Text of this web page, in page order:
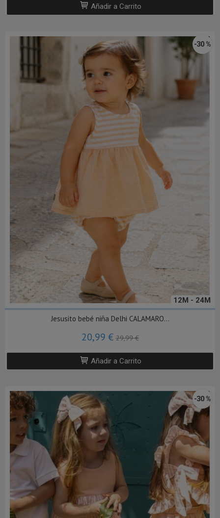
Añadir a Carrito
12M - 24M
-30 %
Jesusito bebé niña Delhi CALAMARO...
20,99 €29,99 €
Añadir a Carrito
-30 %